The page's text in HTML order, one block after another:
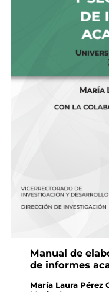
Manual de
de informes
María Laura Pérez